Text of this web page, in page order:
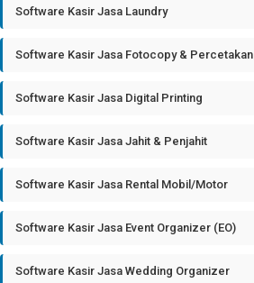
Software Kasir Jasa Laundry
Software Kasir Jasa Fotocopy & Percetakan
Software Kasir Jasa Digital Printing
Software Kasir Jasa Jahit & Penjahit
Software Kasir Jasa Rental Mobil/Motor
Software Kasir Jasa Event Organizer (EO)
Software Kasir Jasa Wedding Organizer